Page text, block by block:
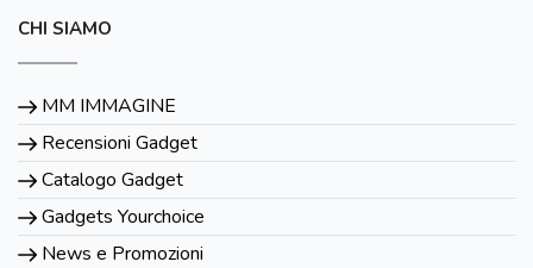
CHI SIAMO
MM IMMAGINE
Recensioni Gadget
Catalogo Gadget
Gadgets Yourchoice
News e Promozioni